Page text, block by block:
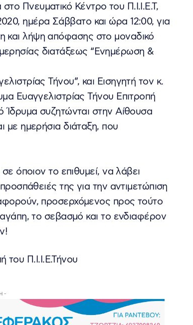
Πνευματικό Κέντρο του Π.Ι.Ι.Ε.Τ,
ημέρα Σάββατο και ώρα 12:00, για
και λήψη απόφασης στο μοναδικό
διατάξεως “Ενημέρωση &
Τήνου”, και Εισηγητή τον κ.
Ευαγγελιστρίας Τήνου Επιτροπή
Ίδρυμα συζητώνται στην Αίθουσα
με ημερήσια διάταξη, που
όποιον το επιθυμεί, να λάβει
της για την αντιμετώπιση
προσερχόμενος προς τούτο
το σεβασμό και το ενδιαφέρον
του Π.Ι.Ι.Ε.Τήνου
-